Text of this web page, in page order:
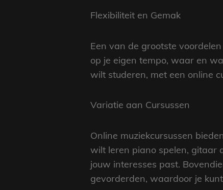
Flexibiliteit en Gemak
Een van de grootste
op je eigen tempo, waar en
wilt studeren, met een online
Variatie aan Cursussen
Online muziekcursussen
wilt leren piano spelen, gitaar
jouw interesses past.
gevorderden, waardoor je